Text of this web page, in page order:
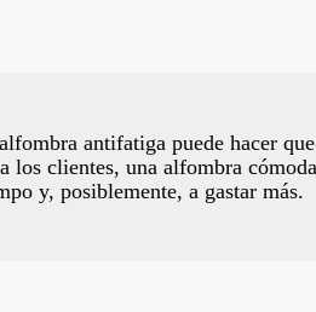
antifatiga puede hacer
clientes, una alfombra
y, posiblemente, a gastar más.